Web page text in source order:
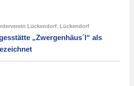
Lückendorf Lückendorf
„Zwergenhäus´l“ als